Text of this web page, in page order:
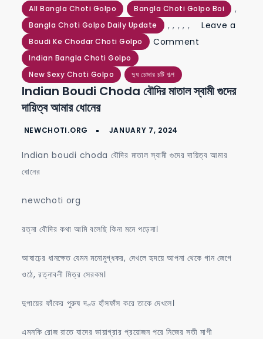
All Bangla Choti Golpo ,
Bangla Choti Golpo Boi
,
Bangla Choti Golpo Daily Update ,
Boudi Ke Chodar Choti Golpo
,
Indian Bangla Choti Golpo
,
New Sexy Choti Golpo
,
দুধ চোদার চটি গল্প
Leave a
Comment
choda
গুদের
Indian Boudi Choda বৌদির মাতাল স্বামী গুদের
দায়িত্ব আমার ধোনের
Indian boudi choda বৌদির মাতাল স্বামী গুদের দায়িত্ব আমার
ধোনের
newchoti org
রত্না বৌদির কথা আমি বলেছি কিনা মনে পড়েনা।
আষাঢ়ের ধানক্ষেত যেমন মনোমুগ্ধকর, দেখলে হৃদয়ে আপনা থেকে গান জেগে
ওঠে, রত্নাবলী মিত্র সেরকম।
দুপায়ের ফাঁকের পুরুষ দণ্ড হাঁসফাঁস করে তাকে দেখলে।
এমনকি রোজ রাতে যাদের ভায়াগ্রার প্রয়োজন পরে নিজের সতী মাগী